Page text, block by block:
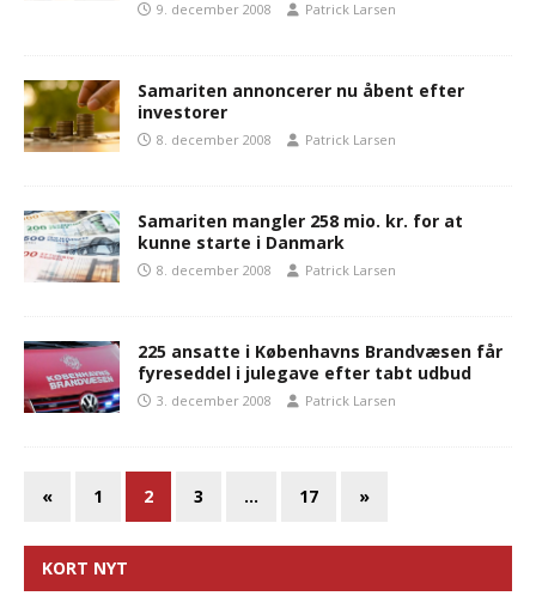
9. december 2008 Patrick Larsen
Samariten annoncerer nu åbent efter
investorer
8. december 2008 Patrick Larsen
Samariten mangler 258 mio. kr. for at
kunne starte i Danmark
8. december 2008 Patrick Larsen
225 ansatte i Københavns Brandvæsen får
fyreseddel i julegave efter tabt udbud
3. december 2008 Patrick Larsen
« 1 2 3 … 17 »
KORT NYT